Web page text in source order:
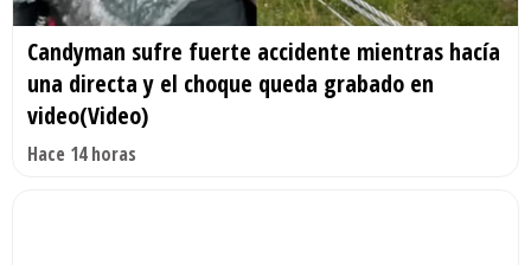
Candyman sufre fuerte accidente mientras hacía
una directa y el choque queda grabado en
video(Video)
Hace 14 horas